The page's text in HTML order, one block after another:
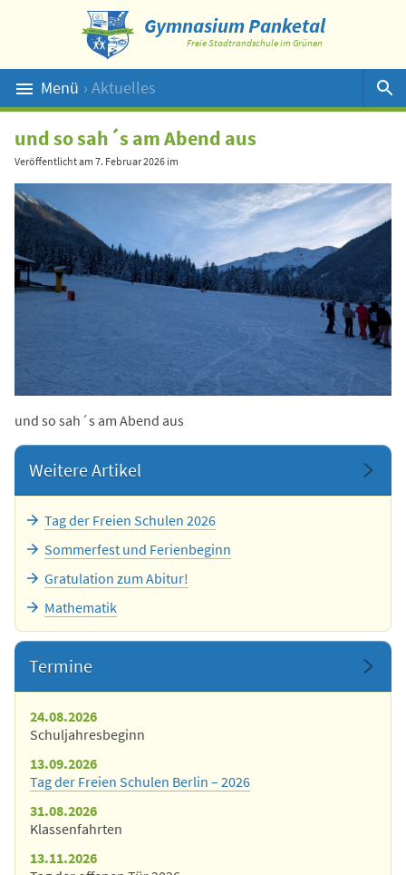
Gymnasium Panketal
Freie Stadtrandschule im Grünen
Menü › Aktuelles
Suche
und so sah´s am Abend aus
Veröffentlicht am 7. Februar 2026 im
und so sah´s am Abend aus
Weitere Artikel
Tag der Freien Schulen 2026
Sommerfest und Ferienbeginn
Gratulation zum Abitur!
Mathematik
Termine
24.08.2026
Schuljahresbeginn
13.09.2026
Tag der Freien Schulen Berlin – 2026
31.08.2026
Klassenfahrten
13.11.2026